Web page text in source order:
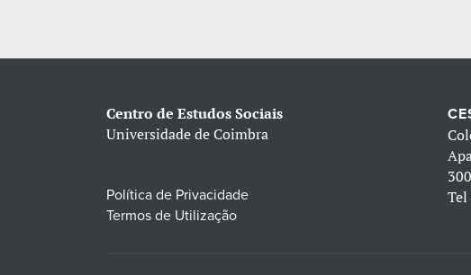
Centro de Estudos Sociais
Universidade de Coimbra
Política de Privacidade
Termos de Utilização
Tel